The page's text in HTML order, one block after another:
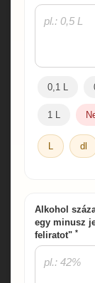
0,1 L
1 L
L dl
Alkohol
egy minusz
feliratot" *